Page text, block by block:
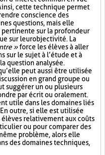
cette technique permet
conscience des
questions, mais elle
sur la profondeur
sur leur objectivité. La
»force les élèves à aller
sur le sujet à l’étude et à
question analysée.
peut aussi être utilisée
en grand groupe ou
suggérer un ou plusieurs
par écrit ou oralement.
utile dans les domaines liés
outre, si elle est utilisée
élèves relativement aux coûts
ou pour comparer des
problème, alors elle
des domaines techniques,